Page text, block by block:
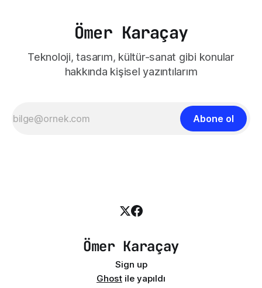
Ömer Karaçay
Teknoloji, tasarım, kültür-sanat gibi konular
hakkında kişisel yazıntılarım
Abone ol
Ömer Karaçay
Sign up
Ghost ile yapıldı